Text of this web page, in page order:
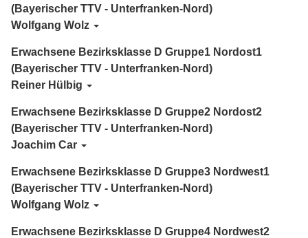
(Bayerischer TTV - Unterfranken-Nord)
Wolfgang Wolz
Erwachsene Bezirksklasse D Gruppe1 Nordost1
(Bayerischer TTV - Unterfranken-Nord)
Reiner Hülbig
Erwachsene Bezirksklasse D Gruppe2 Nordost2
(Bayerischer TTV - Unterfranken-Nord)
Joachim Car
Erwachsene Bezirksklasse D Gruppe3 Nordwest1
(Bayerischer TTV - Unterfranken-Nord)
Wolfgang Wolz
Erwachsene Bezirksklasse D Gruppe4 Nordwest2